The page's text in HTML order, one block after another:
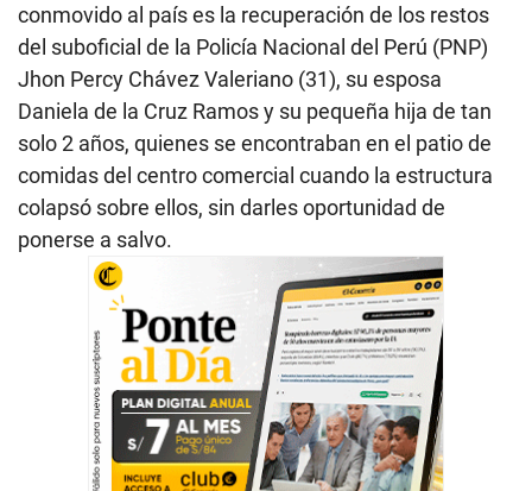
conmovido al país es la recuperación de los restos
del suboficial de la Policía Nacional del Perú (PNP)
Jhon Percy Chávez Valeriano (31), su esposa
Daniela de la Cruz Ramos y su pequeña hija de tan
solo 2 años, quienes se encontraban en el patio de
comidas del centro comercial cuando la estructura
colapsó sobre ellos, sin darles oportunidad de
ponerse a salvo.